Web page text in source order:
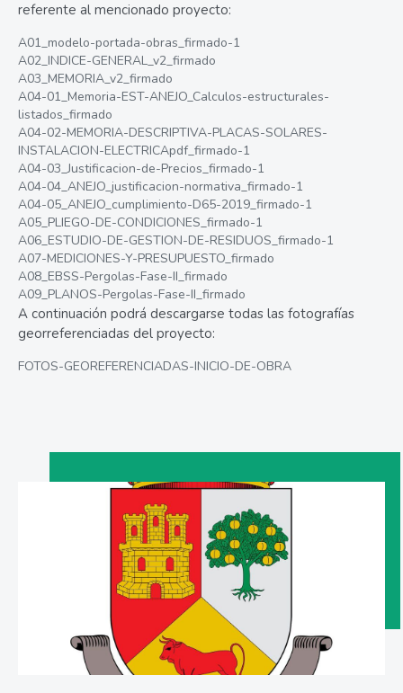
referente al mencionado proyecto:
A01_modelo-portada-obras_firmado-1
A02_INDICE-GENERAL_v2_firmado
A03_MEMORIA_v2_firmado
A04-01_Memoria-EST-ANEJO_Calculos-estructurales-
listados_firmado
A04-02-MEMORIA-DESCRIPTIVA-PLACAS-SOLARES-
INSTALACION-ELECTRICApdf_firmado-1
A04-03_Justificacion-de-Precios_firmado-1
A04-04_ANEJO_justificacion-normativa_firmado-1
A04-05_ANEJO_cumplimiento-D65-2019_firmado-1
A05_PLIEGO-DE-CONDICIONES_firmado-1
A06_ESTUDIO-DE-GESTION-DE-RESIDUOS_firmado-1
A07-MEDICIONES-Y-PRESUPUESTO_firmado
A08_EBSS-Pergolas-Fase-II_firmado
A09_PLANOS-Pergolas-Fase-II_firmado
A continuación podrá descargarse todas las fotografías
georreferenciadas del proyecto:
FOTOS-GEOREFERENCIADAS-INICIO-DE-OBRA